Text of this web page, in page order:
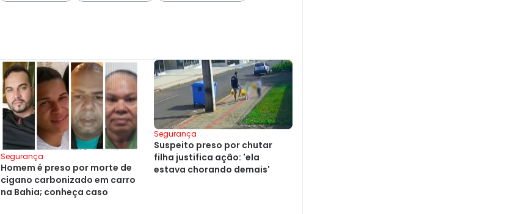
Segurança
Homem é preso por morte de
cigano carbonizado em carro
na Bahia; conheça caso
Segurança
Suspeito preso por chutar
filha justifica ação: 'ela
estava chorando demais'